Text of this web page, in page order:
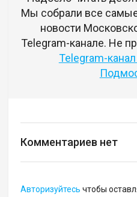
Мы собрали все
новости
Telegram-канале. Не
Telegram-
Комментариев нет
Авторизуйтесь чтобы